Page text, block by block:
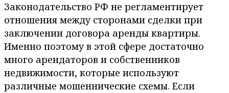
Законодательство РФ не регламентирует
отношения между сторонами сделки при
заключении договора аренды квартиры.
Именно поэтому в этой сфере достаточно
много арендаторов и собственников
недвижимости, которые используют
различные мошеннические схемы. Если